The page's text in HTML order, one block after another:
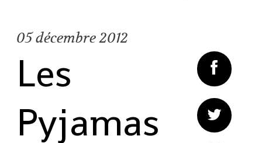
05 décembre 2012
Les
Pyjamas